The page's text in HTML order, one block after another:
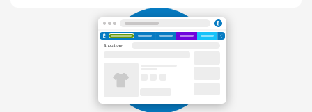
commande simple, l'envoi est rapide, et un petit plus, il y
a des points fidélité... pourquoi ne pas concilier plaisir et
gain . C'est donc un site que je recommande .